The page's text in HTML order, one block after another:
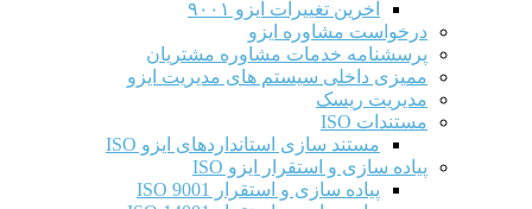
آخرین تغییرات ایزو ۹۰۰۱
درخواست مشاوره ایزو
پرسشنامه خدمات مشاوره مشتریان
ممیزی داخلی سیستم های مدیریت ایزو
مدیریت ریسک
مستندات ISO
مستند سازی استانداردهای ایزو ISO
پیاده سازی و استقرار ایزو ISO
پیاده سازی و استقرار ISO 9001​